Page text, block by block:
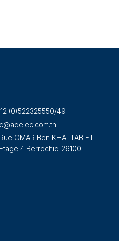
(0)522325550/49
OMAR Ben KHATTAB ET
4 Berrechid 26100